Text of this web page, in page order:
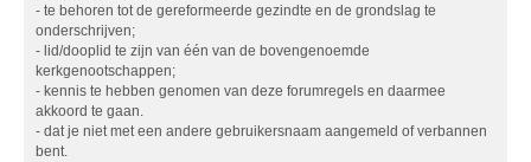
- te behoren tot de gereformeerde gezindte en de grondslag te
onderschrijven;
- lid/dooplid te zijn van één van de bovengenoemde
kerkgenootschappen;
- kennis te hebben genomen van deze forumregels en daarmee
akkoord te gaan.
- dat je niet met een andere gebruikersnaam aangemeld of verbannen
bent.